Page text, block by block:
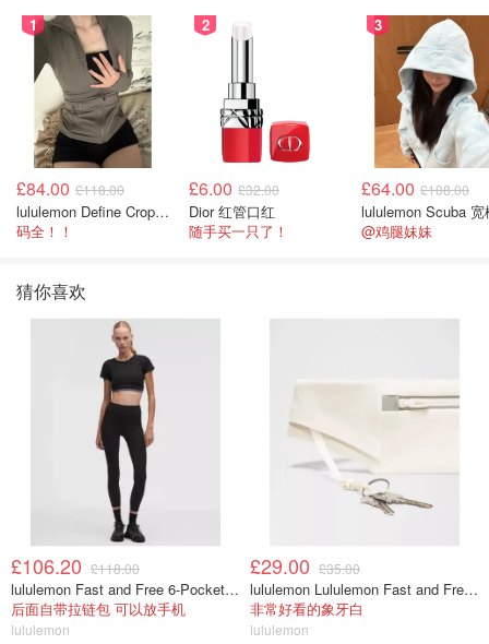
1
£84.00 £118.00
lululemon Define Cropped Jacket Nulu 短款夹克
码全！！
2
£6.00 £32.00
Dior 红管口红
随手买一只了！
3
£64.00 £108.00
@鸡腿妹妹
猜你喜欢
£106.20 £118.00
lululemon Fast and Free 6-Pocket 高腰紧身裤 25英寸
后面自带拉链包 可以放手机
lululemon
£29.00 £35.00
lululemon Lululemon Fast and Free 跑步腰包
非常好看的象牙白
lululemon